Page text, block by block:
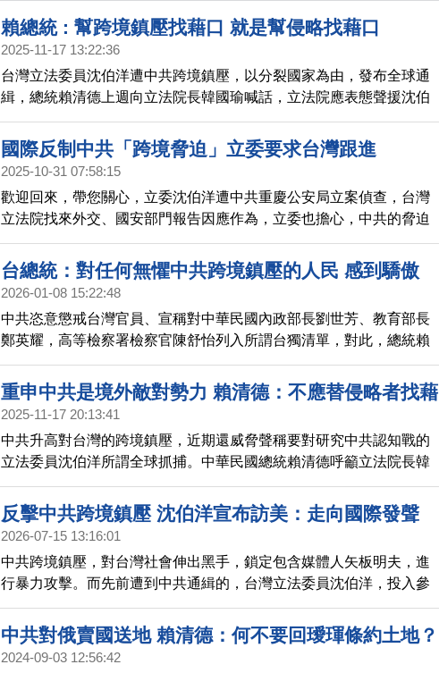
賴總統 : 幫跨境鎮壓找藉口 就是幫侵略找藉口
2025-11-17 13:22:36
台灣立法委員沈伯洋遭中共跨境鎮壓，以分裂國家為由，發布全球通
緝，總統賴清德上週向立法院長韓國瑜喊話，立法院應表態聲援沈伯
洋，但遭韓國瑜批評「自己生病要別人吃藥」，還說台海安全的四隻
腳被民進黨打斷三隻。
國際反制中共「跨境脅迫」立委要求台灣跟進
2025-10-31 07:58:15
歡迎回來，帶您關心，立委沈伯洋遭中共重慶公安局立案偵查，台灣
立法院找來外交、國安部門報告因應作為，立委也擔心，中共的脅迫
行徑，可能將擴及國際賽事或一般民眾。
台總統：對任何無懼中共跨境鎮壓的人民 感到驕傲
2026-01-08 15:22:48
中共恣意懲戒台灣官員、宣稱對中華民國內政部長劉世芳、教育部長
鄭英耀，高等檢察署檢察官陳舒怡列入所謂台獨清單，對此，總統賴
清德上午受訪，他對任何一個無懼中共跨境鎮壓的民眾，感到驕傲。
重申中共是境外敵對勢力 賴清德：不應替侵略者找藉
口
2025-11-17 20:13:41
中共升高對台灣的跨境鎮壓，近期還威脅聲稱要對研究中共認知戰的
立法委員沈伯洋所謂全球抓捕。中華民國總統賴清德呼籲立法院長韓
國瑜表態，韓國瑜則反過來要求賴清德收回「中共是境外敵對勢力」
的說法。賴清德今天（17日）受訪說，面對境外敵對勢力威脅，應該
一致對外，不應該替侵略者找藉口。
反擊中共跨境鎮壓 沈伯洋宣布訪美：走向國際發聲
2026-07-15 13:16:01
中共跨境鎮壓，對台灣社會伸出黑手，鎖定包含媒體人矢板明夫，進
行暴力攻擊。而先前遭到中共通緝的，台灣立法委員沈伯洋，投入參
選首都台北市長後，15日宣布將啟程訪問美國。對於是否擔心在境
外，遭中共跨境脅迫？沈伯洋表示，「最好的反擊」就是走向國際發
聲。
中共對俄賣國送地 賴清德：何不要回璦琿條約土地？
2024-09-03 12:56:42